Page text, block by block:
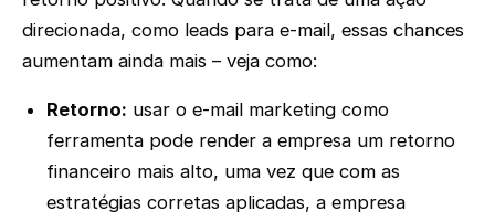
direcionada, como leads para e-mail, essas chances
aumentam ainda mais – veja como:
Retorno: usar o e-mail marketing como
ferramenta pode render a empresa um retorno
financeiro mais alto, uma vez que com as
estratégias corretas aplicadas, a empresa